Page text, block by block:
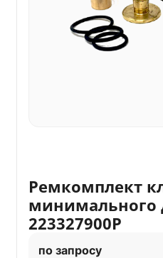
Ремкомплект
минимального
223327900P
по запросу